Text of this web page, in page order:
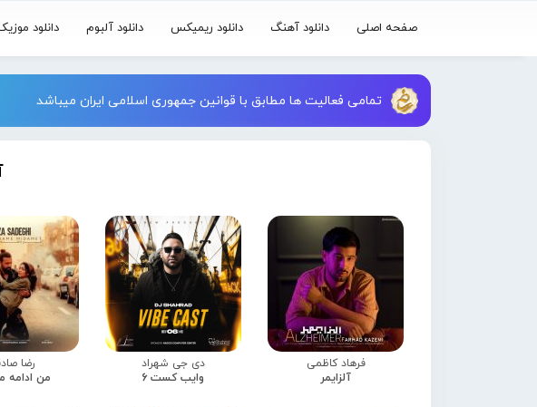
صفحه اصلی دانلود آهنگ دانلود ریمیکس دانلود آلبوم دانلود
تمامی فعالیت ها مطابق با قوانین جمهوری اسلامی ایران میباشد
فرهاد کاظمی
آلزایمر
دی جی شهراد
وایب کست 6
رضا
من ادامه